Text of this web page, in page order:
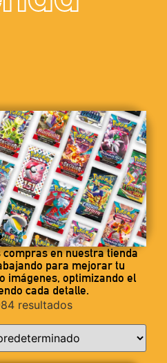
compras en nuestra tienda
para mejorar tu
imágenes, optimizando el
cada detalle.
resultados